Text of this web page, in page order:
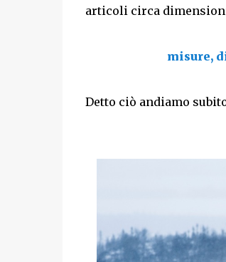
articoli circa
misure,
Detto ciò andiamo